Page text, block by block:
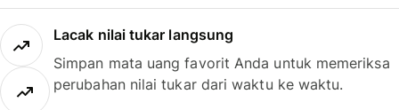
Lacak nilai tukar langsung
Simpan mata uang favorit Anda untuk memeriksa
perubahan nilai tukar dari waktu ke waktu.